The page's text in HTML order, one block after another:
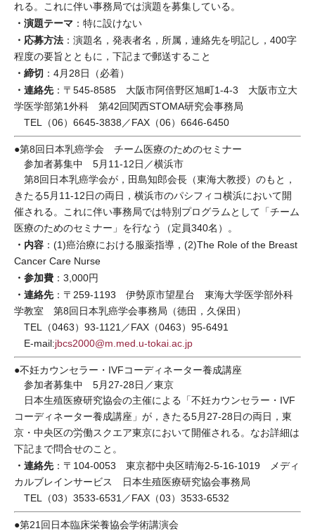
れる。これに伴い事務局では演題を募集している。
・演題テーマ ：特に設けない
・応募方法 ：演題名，発表者名，所属，連絡先を明記し，400字
程度の要旨とともに，下記まで郵送すること
・締切 ：4月28日（必着）
・連絡先：〒545-8585 大阪市阿倍野区旭町1-4-3 大阪市立大
学医学部第1外科 第42回関西STOMA研究会事務局
TEL（06）6645-3838／FAX（06）6646-6450
●第8回日本乳癌学会 チーム医療のためのセミナー
参加者募集中 5月11-12日／横浜市
第8回日本乳癌学会が，田島知郎会長（東海大教授）のもと，
きたる5月11-12日の両日，横浜市のパシフィコ横浜において開
催される。これに伴い事務局では特別プログラムとして「チーム
医療のためのセミナー」を行なう（定員340名）。
・内容 ：(1)癌治療における服薬指導，(2)The Role of the Breast
Cancer Care Nurse
・参加費 ：3,000円
・連絡先：〒259-1193 伊勢原市望星台 東海大学医学部外科
学教室 第8回日本乳癌学会事務局（徳田，久保田）
TEL（0463）93-1121／FAX（0463）95-6491
E-mail:jbcs2000@m.med.u-tokai.ac.jp
●不妊カウンセラー・IVFコーディネーター養成講座
参加者募集中 5月27-28日／東京
日本生殖医療研究協会の主催による「不妊カウンセラー・IVF
コーディネーター養成講座」が，きたる5月27-28日の両日，東
京・中央区の労働スクエア東京において開催される。なお詳細は
下記まで問合せのこと。
・連絡先：〒104-0053 東京都中央区晴海2-5-16-1019 メディ
カルブレインサービス 日本生殖医療研究協会事務局
TEL（03）3533-6531／FAX（03）3533-6532
●第21回日本臨床栄養協会学術講演会